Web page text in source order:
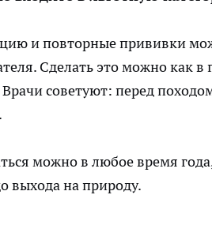
и повторные прививки
Сделать это можно как
Врачи советуют: перед
можно в любое время
выхода на природу.